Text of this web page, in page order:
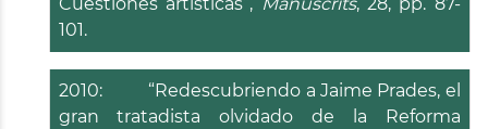
Cuestiones artísticas”, Manuscrits, 28, pp. 87-
101.
2010: “Redescubriendo a Jaime Prades, el
gran tratadista olvidado de la Reforma